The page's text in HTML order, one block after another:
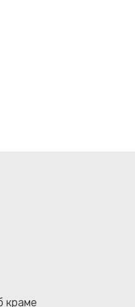
краме